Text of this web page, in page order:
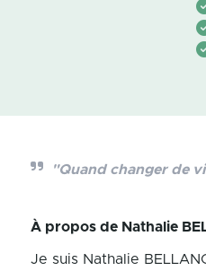
"Quand changer de
À propos de Nathalie
Je suis Nathalie